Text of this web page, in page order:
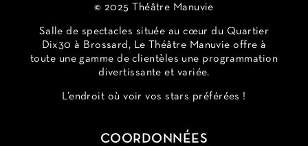
© 2025 Théâtre Manuvie
Salle de spectacles située au cœur du Quartier
Dix30 à Brossard, Le Théâtre Manuvie offre à
toute une gamme de clientèles une programmation
divertissante et variée.
L’endroit où voir vos stars préférées !
COORDONNÉES